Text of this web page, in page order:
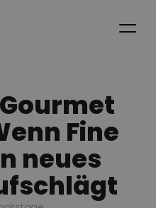
Fine
neues